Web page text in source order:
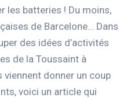
les batteries ! Du moins,
de Barcelone… Dans
des idées d’activités
de la Toussaint à
viennent donner un coup
voici un article qui